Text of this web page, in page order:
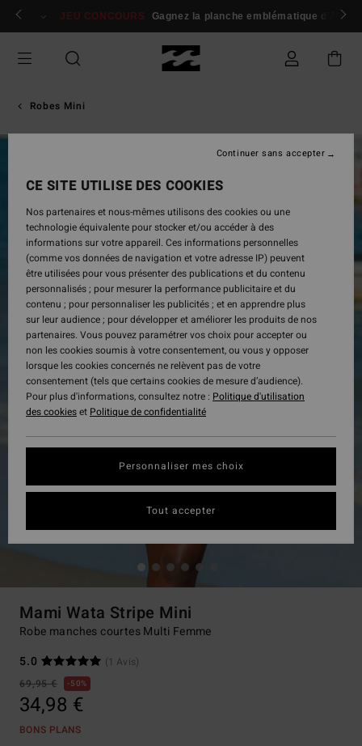
Passer
Se connecter / s'inscrire
JEU CONCOURS Gagnez la planche emblématique d'Andy
Robes Mini
Mami Wata Stripe Mini
Robe manches courtes Multi Femme
5.0
(1 Avis)
69,95 €
50%
34,98 €
BONS PLANS
CE SITE UTILISE DES COOKIES
Nos partenaires et nous-mêmes utilisons des cookies ou une
technologie équivalente pour stocker et/ou accéder à des
informations sur votre appareil. Ces informations personnelles
(comme vos données de navigation et votre adresse IP) peuvent
être utilisées pour vous présenter des publications et du contenu
personnalisés ; pour mesurer la performance publicitaire et du
contenu ; pour personnaliser les publicités ; et en apprendre plus
sur leur audience ; pour développer et améliorer les produits de nos
partenaires. Vous pouvez paramétrer vos choix pour accepter ou
non les cookies soumis à votre consentement, ou vous y opposer
lorsque les cookies concernés ne relèvent pas de votre
consentement (tels que certains cookies de mesure d’audience).
Pour plus d'informations, consultez notre : Politique d'utilisation
des cookieset Politique de confidentialité
Personnaliser mes choix
Continuer sans accepter
Tout accepter